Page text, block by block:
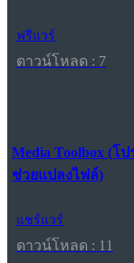
ฟรีแวร์
ดาวน์โหลด : 7
Media Toolbox (โ
ช่วยแปลงไฟล์)
แชร์แวร์
ดาวน์โหลด : 11